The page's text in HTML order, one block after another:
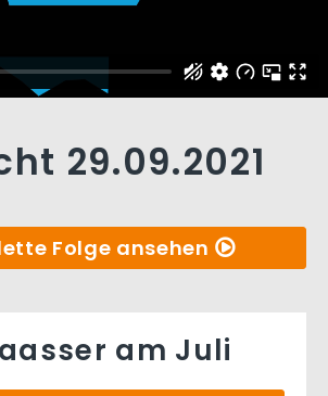
29.09.2021
Folge ansehen
am Juli